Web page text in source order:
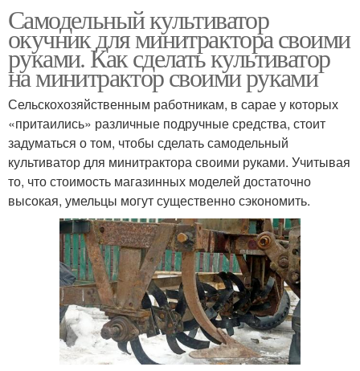
Самодельный культиватор
окучник для минитрактора своими
руками. Как сделать культиватор
на минитрактор своими руками
Сельскохозяйственным работникам, в сарае у которых
«притаились» различные подручные средства, стоит
задуматься о том, чтобы сделать самодельный
культиватор для минитрактора своими руками. Учитывая
то, что стоимость магазинных моделей достаточно
высокая, умельцы могут существенно сэкономить.